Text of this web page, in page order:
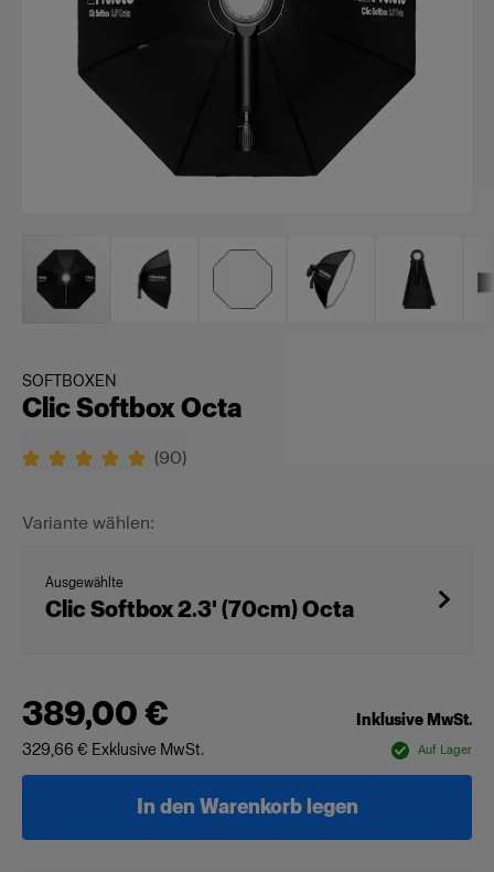
SOFTBOXEN
Clic Softbox Octa
(90)
Variante wählen:
Ausgewählte
Clic Softbox 2.3' (70cm) Octa
389,00 €
Inklusive MwSt.
329,66 € Exklusive MwSt. Auf Lager
In den Warenkorb legen